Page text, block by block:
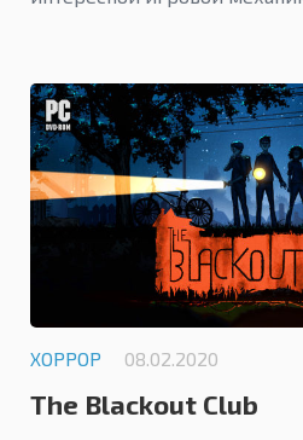
ХОРРОР 08.02.2020
The Blackout Club